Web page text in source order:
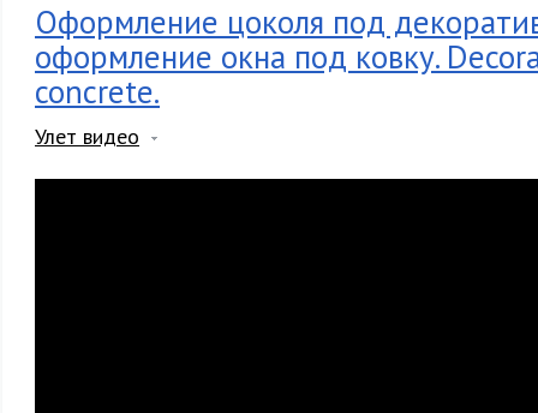
Оформление цоколя под
оформление окна под ковку.
concrete.
Улет видео